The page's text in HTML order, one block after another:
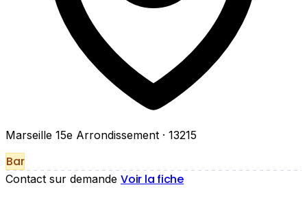
Marseille 15e Arrondissement · 13215
Bar
Contact sur demande Voir la fiche